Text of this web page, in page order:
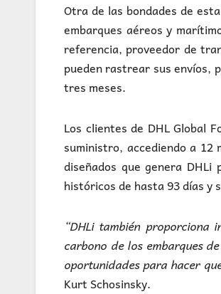
Otra de las bondades de
embarques aéreos y
referencia, proveedor de
pueden rastrear sus envíos,
tres meses.
Los clientes de DHL Global
suministro, accediendo a 12
diseñados que genera
históricos de hasta 93 días y
“DHLi también proporciona
carbono de los embarques
oportunidades para hacer
Kurt Schosinsky.